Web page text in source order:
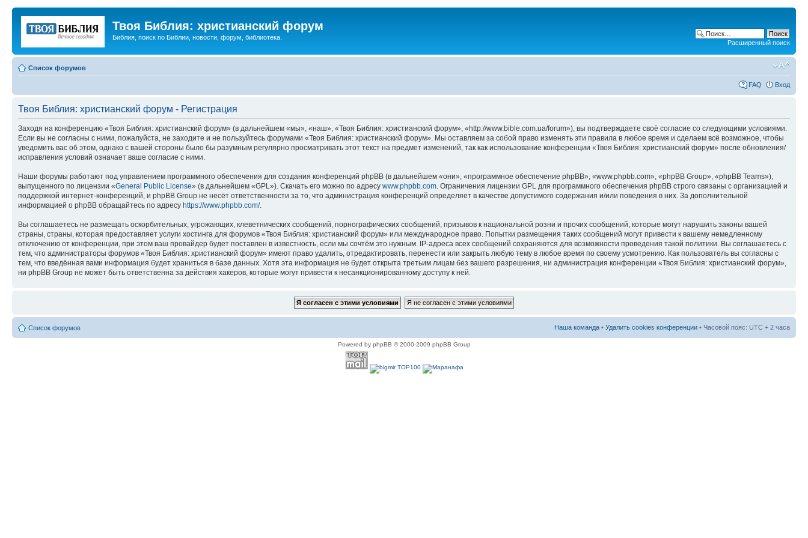
Твоя Библия: христианский форум
Библия, поиск по Библии, новости, форум, библиотека.
Расширенный поиск
Список форумов
FAQ Вход
Твоя Библия: христианский форум - Регистрация
Заходя на конференцию «Твоя Библия: христианский форум» (в дальнейшем «мы», «наш», «Твоя Библия: христианский форум», «http://www.bible.com.ua/forum»), вы подтверждаете своё согласие со следующими условиями.
Если вы не согласны с ними, пожалуйста, не заходите и не пользуйтесь форумами «Твоя Библия: христианский форум». Мы оставляем за собой право изменять эти правила в любое время и сделаем всё возможное, чтобы
уведомить вас об этом, однако с вашей стороны было бы разумным регулярно просматривать этот текст на предмет изменений, так как использование конференции «Твоя Библия: христианский форум» после обновления/
исправления условий означает ваше согласие с ними.
Наши форумы работают под управлением программного обеспечения для создания конференций phpBB (в дальнейшем «они», «программное обеспечение phpBB», «www.phpbb.com», «phpBB Group», «phpBB Teams»),
выпущенного по лицензии «General Public License» (в дальнейшем «GPL»). Скачать его можно по адресу www.phpbb.com . Ограничения лицензии GPL для программного обеспечения phpBB строго связаны с организацией и
поддержкой интернет-конференций, и phpBB Group не несёт ответственности за то, что администрация конференций определяет в качестве допустимого содержания и/или поведения в них. За дополнительной
информацией о phpBB обращайтесь по адресу https://www.phpbb.com/.
Вы соглашаетесь не размещать оскорбительных, угрожающих, клеветнических сообщений, порнографических сообщений, призывов к национальной розни и прочих сообщений, которые могут нарушить законы вашей
страны, страны, которая предоставляет услуги хостинга для форумов «Твоя Библия: христианский форум» или международное право. Попытки размещения таких сообщений могут привести к вашему немедленному
отключению от конференции, при этом ваш провайдер будет поставлен в известность, если мы сочтём это нужным. IP-адреса всех сообщений сохраняются для возможности проведения такой политики. Вы соглашаетесь с
тем, что администраторы форумов «Твоя Библия: христианский форум» имеют право удалить, отредактировать, перенести или закрыть любую тему в любое время по своему усмотрению. Как пользователь вы согласны с
тем, что введённая вами информация будет храниться в базе данных. Хотя эта информация не будет открыта третьим лицам без вашего разрешения, ни администрация конференции «Твоя Библия: христианский форум»,
ни phpBB Group не может быть ответственна за действия хакеров, которые могут привести к несанкционированному доступу к ней.
Список форумов Наша команда • Удалить cookies конференции • Часовой пояс: UTC + 2 часа
Powered by phpBB © 2000-2009 phpBB Group